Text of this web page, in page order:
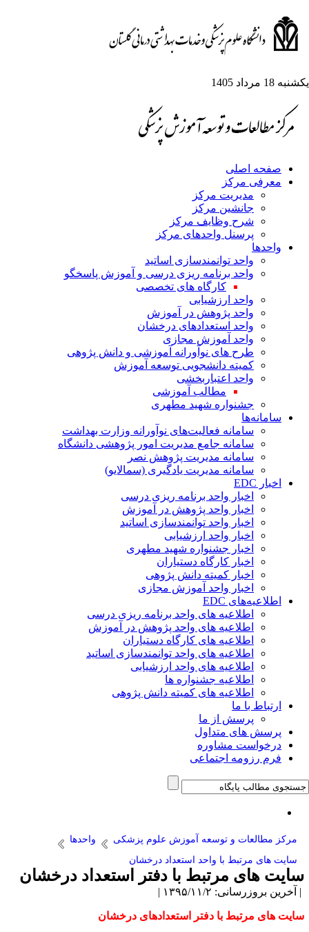
18 مرداد 1405
صفحه اصلی
معرفی مرکز
مدیریت مرکز
جانشین مرکز
شرح وظایف مرکز
پرسنل واحدهای مرکز
واحدها
واحد توانمندسازی اساتید
واحد برنامه ریزی درسی و آموزش پاسخگو
کارگاه های تخصصی
واحد ارزشیابی
واحد پژوهش در آموزش
واحد استعدادهای درخشان
واحد آموزش مجازی
طرح های نوآورانه آموزشی و دانش پژوهی
کمیته دانشجویی توسعه آموزش
واحد اعتباربخشی
مطالب آموزشی
جشنواره شهید مطهری
سامانه‌ها
سامانه فعالیت‌های نوآورانه وزارت بهداشت
سامانه جامع مدیریت امور پژوهشی دانشگاه
سامانه مدیریت پژوهش نصر
سامانه مدیریت یادگیری (سمالایو)
اخبار EDC
اخبار واحد برنامه ریزی درسی
اخبار واحد پژوهش در آموزش
اخبار واحد توانمندسازی اساتید
اخبار واحد ارزشیابی
اخبار جشنواره شهید مطهری
اخبار کارگاه دستیاران
اخبار کمیته دانش پژوهی
اخبار واحد آموزش مجازی
اطلاعیه‌های EDC
اطلاعیه های واحد برنامه ریزی درسی
اطلاعیه های واحد پژوهش در آموزش
اطلاعیه های کارگاه دستیاران
اطلاعیه های واحد توانمندسازی اساتید
اطلاعیه های واحد ارزشیابی
اطلاعیه جشنواره ها
اطلاعیه های کمیته دانش پژوهی
ارتباط با ما
پرسش از ما
پرسش های متداول
درخواست مشاوره
فرم رزومه اجتماعی
مرکز مطالعات و توسعه آموزش علوم پزشکی
واحدها
سایت های مرتبط با واحد استعداد درخشان
سایت های مرتبط با دفتر استعداد درخشان
| آخرین بروزرسانی: ۱۳۹۵/۱۱/۲ |
سایت های مرتبط با دفتر استعدادهای درخشان